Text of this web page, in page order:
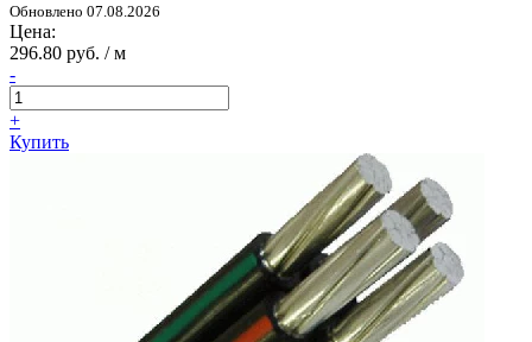
Обновлено 07.08.2026
Цена:
296.80 руб. / м
-
+
Купить